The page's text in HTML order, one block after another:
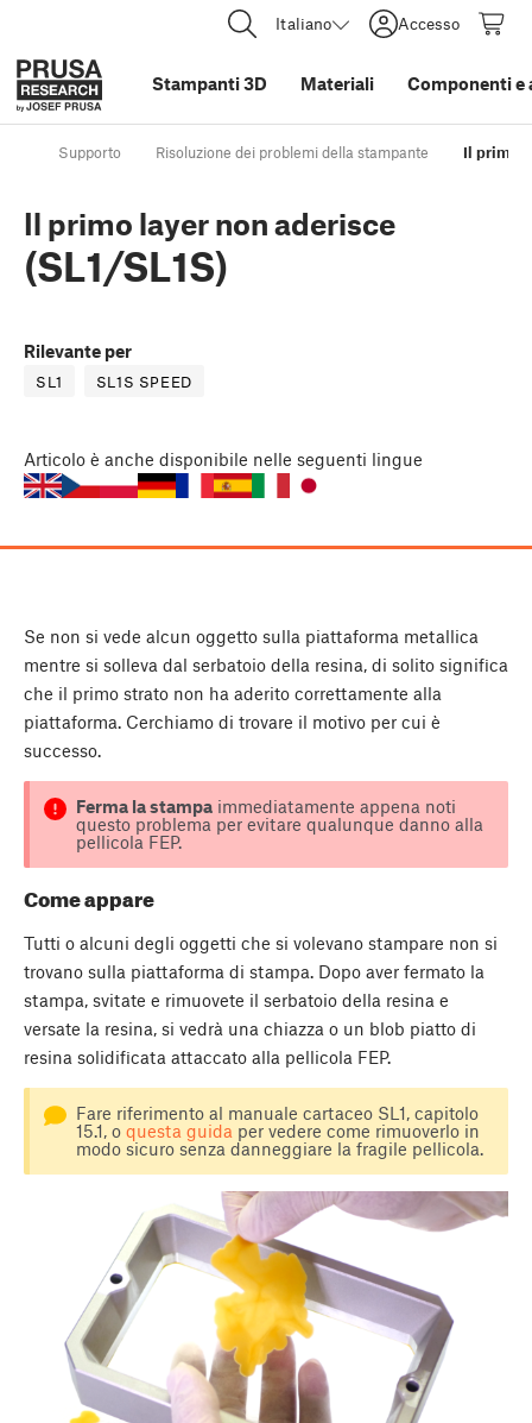
Italiano Accesso
Stampanti 3D Materiali Componenti e
Supporto Risoluzione dei problemi della stampante Il primo
Il primo layer non aderisce
(SL1/SL1S)
Rilevante per
SL1 SL1S SPEED
Articolo è anche disponibile nelle seguenti lingue
Se non si vede alcun oggetto sulla piattaforma metallica
mentre si solleva dal serbatoio della resina, di solito significa
che il primo strato non ha aderito correttamente alla
piattaforma. Cerchiamo di trovare il motivo per cui è
successo.
Ferma la stampaimmediatamente appena noti
questo problema per evitare qualunque danno alla
pellicola FEP.
Come appare
Tutti o alcuni degli oggetti che si volevano stampare non si
trovano sulla piattaforma di stampa. Dopo aver fermato la
stampa, svitate e rimuovete il serbatoio della resina e
versate la resina, si vedrà una chiazza o un blob piatto di
resina solidificata attaccato alla pellicola FEP.
Fare riferimento al manuale cartaceo SL1, capitolo
15.1, o questa guida per vedere come rimuoverlo in
modo sicuro senza danneggiare la fragile pellicola.